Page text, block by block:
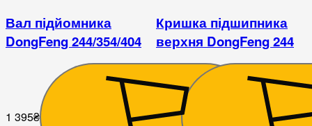
Вал підйомника
DongFeng 244/354/404
1 395₴
Кришка підшипника
верхня DongFeng 244
567₴